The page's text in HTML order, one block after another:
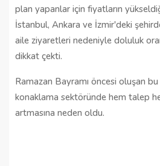
plan yapanlar için fiyatların
İstanbul, Ankara ve İzmir'deki
aile ziyaretleri nedeniyle doluluk
dikkat çekti.
Ramazan Bayramı öncesi oluşan
konaklama sektöründe hem talep
artmasına neden oldu.